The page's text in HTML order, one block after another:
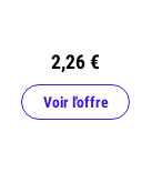
2,26 €
Voir l'offre